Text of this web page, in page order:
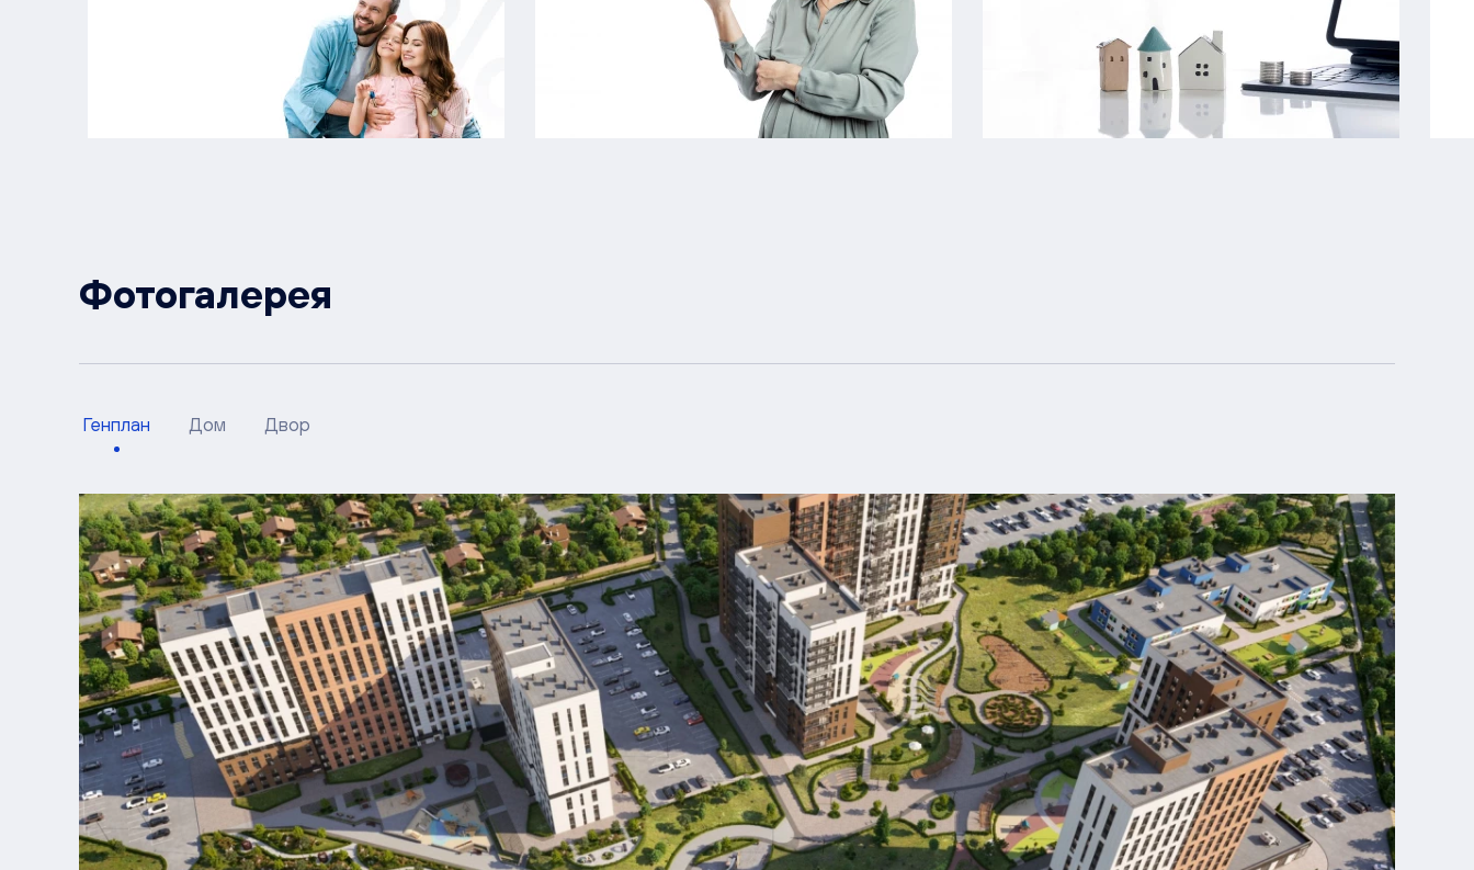
Фотогалерея
Генплан Дом Двор